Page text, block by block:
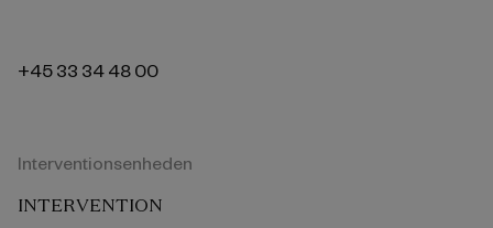
+45 33 34 48 00
Interventionsenheden
INTERVENTION